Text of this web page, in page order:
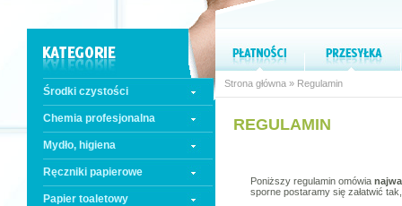
Środki czystości
Chemia profesjonalna
Mydło, higiena
Ręczniki papierowe
Papier toaletowy
Strona główna » Regulamin
REGULAMIN
Poniższy regulamin omówia
sporne postaramy się załatwić